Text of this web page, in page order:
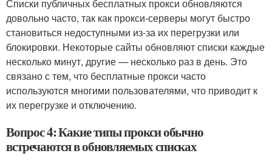
Списки публичных бесплатных прокси обновляются
довольно часто, так как прокси-серверы могут быстро
становиться недоступными из-за их перегрузки или
блокировки. Некоторые сайты обновляют списки каждые
несколько минут, другие — несколько раз в день. Это
связано с тем, что бесплатные прокси часто
используются многими пользователями, что приводит к
их перегрузке и отключению.
Вопрос 4: Какие типы прокси обычно
встречаются в обновляемых списках